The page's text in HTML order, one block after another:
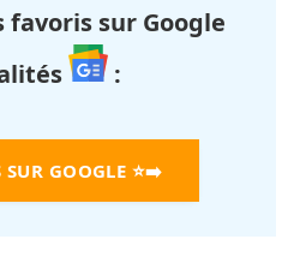
sur Google
:
GOOGLE ⭐➡️